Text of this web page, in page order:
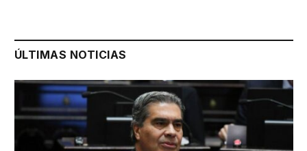
ÚLTIMAS NOTICIAS